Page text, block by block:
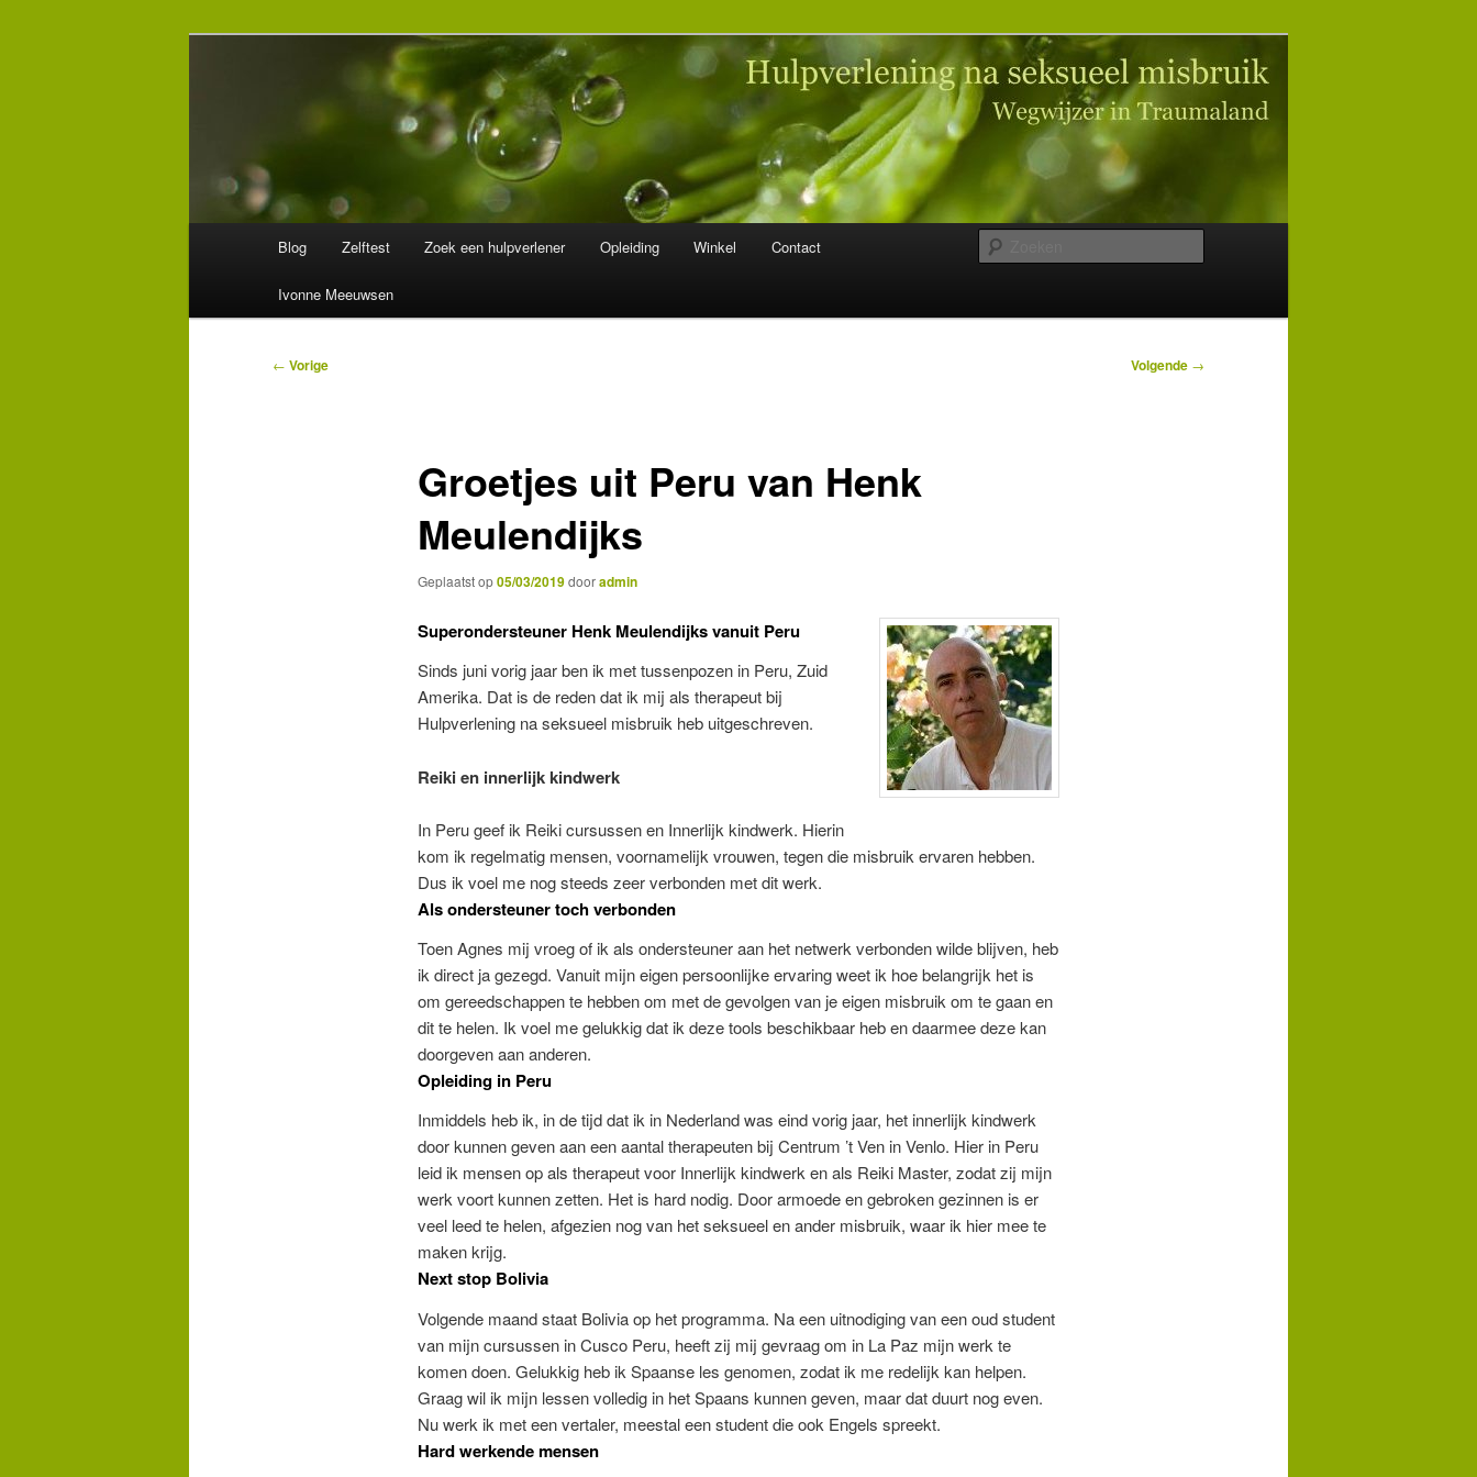
Hulpverlening na seksueel misbruik
Wegwijzer in Traumaland
Blog Zelftest Zoek een hulpverlener Opleiding Winkel Contact
Ivonne Meeuwsen
Bericht
← Vorige Volgende →
Groetjes uit Peru van Henk
Meulendijks
Geplaatst op05/03/2019dooradmin
Superondersteuner Henk Meulendijks vanuit Peru
Sinds juni vorig jaar ben ik met tussenpozen in Peru, Zuid
Amerika. Dat is de reden dat ik mij als therapeut bij
Hulpverlening na seksueel misbruik heb uitgeschreven.
Reiki en innerlijk kindwerk
In Peru geef ik Reiki cursussen en Innerlijk kindwerk. Hierin
kom ik regelmatig mensen, voornamelijk vrouwen, tegen die misbruik ervaren hebben.
Dus ik voel me nog steeds zeer verbonden met dit werk.
Als ondersteuner toch verbonden
Toen Agnes mij vroeg of ik als ondersteuner aan het netwerk verbonden wilde blijven, heb
ik direct ja gezegd. Vanuit mijn eigen persoonlijke ervaring weet ik hoe belangrijk het is
om gereedschappen te hebben om met de gevolgen van je eigen misbruik om te gaan en
dit te helen. Ik voel me gelukkig dat ik deze tools beschikbaar heb en daarmee deze kan
doorgeven aan anderen.
Opleiding in Peru
Inmiddels heb ik, in de tijd dat ik in Nederland was eind vorig jaar, het innerlijk kindwerk
door kunnen geven aan een aantal therapeuten bij Centrum ’t Ven in Venlo. Hier in Peru
leid ik mensen op als therapeut voor Innerlijk kindwerk en als Reiki Master, zodat zij mijn
werk voort kunnen zetten. Het is hard nodig. Door armoede en gebroken gezinnen is er
veel leed te helen, afgezien nog van het seksueel en ander misbruik, waar ik hier mee te
maken krijg.
Next stop Bolivia
Volgende maand staat Bolivia op het programma. Na een uitnodiging van een oud student
van mijn cursussen in Cusco Peru, heeft zij mij gevraag om in La Paz mijn werk te
komen doen. Gelukkig heb ik Spaanse les genomen, zodat ik me redelijk kan helpen.
Graag wil ik mijn lessen volledig in het Spaans kunnen geven, maar dat duurt nog even.
Nu werk ik met een vertaler, meestal een student die ook Engels spreekt.
Hard werkende mensen